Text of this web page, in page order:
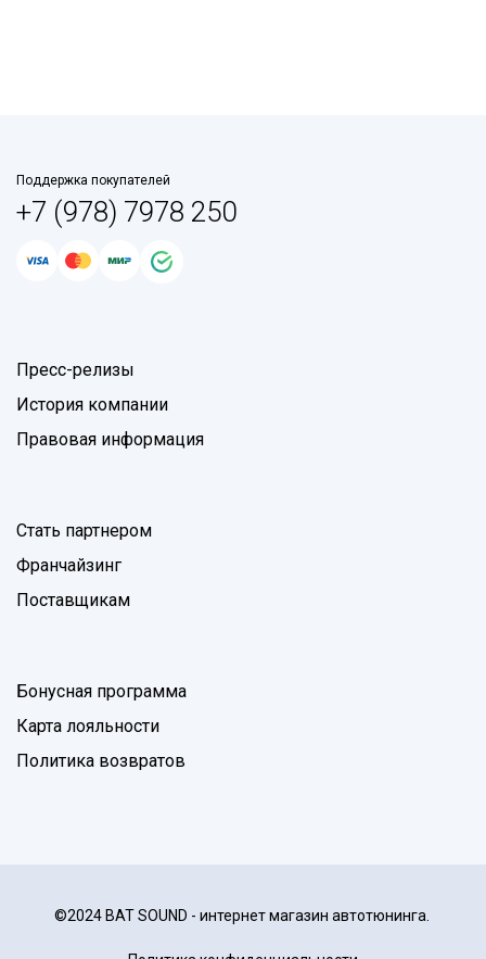
Поддержка покупателей
+7 (978) 7978 250
Пресс-релизы
История компании
Правовая информация
Стать партнером
Франчайзинг
Поставщикам
Бонусная программа
Карта лояльности
Политика возвратов
©2024 BAT SOUND - интернет магазин автотюнинга.